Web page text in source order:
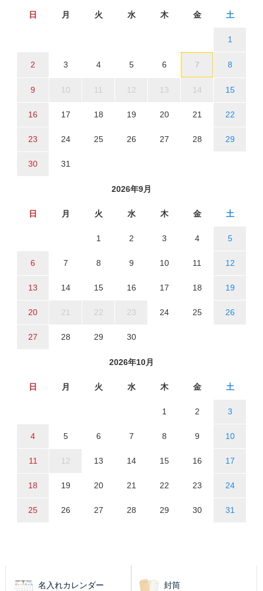
日 月 火 水 木 金 土
1
2 3 4 5 6 7 8
9 10 11 12 13 14 15
16 17 18 19 20 21 22
23 24 25 26 27 28 29
30 31
2026年9月
日 月 火 水 木 金 土
1 2 3 4 5
6 7 8 9 10 11 12
13 14 15 16 17 18 19
20 21 22 23 24 25 26
27 28 29 30
2026年10月
日 月 火 水 木 金 土
1 2 3
4 5 6 7 8 9 10
11 12 13 14 15 16 17
18 19 20 21 22 23 24
25 26 27 28 29 30 31
名入れカレンダー 封筒